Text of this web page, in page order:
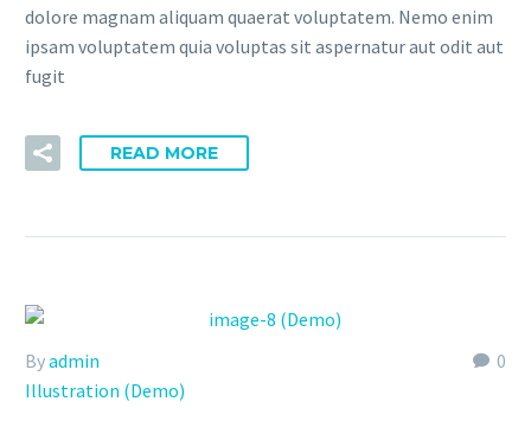
dolore magnam aliquam quaerat voluptatem. Nemo enim
ipsam voluptatem quia voluptas sit aspernatur aut odit aut
fugit
READ MORE
0
Byadmin
Illustration (Demo)